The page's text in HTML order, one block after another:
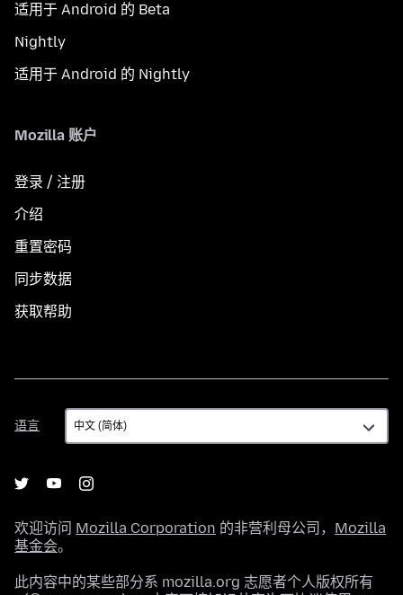
适用于 Android 的 Beta
Nightly
适用于 Android 的 Nightly
Mozilla 账户
登录 / 注册
介绍
重置密码
同步数据
获取帮助
语言
语
言
欢迎访问 Mozilla Corporation 的非营利母公司， Mozilla
基金会。
此内容中的某些部分系 mozilla.org 志愿者个人版权所有